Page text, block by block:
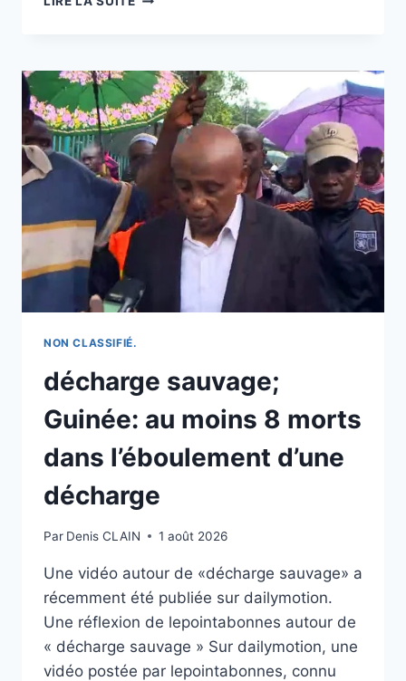
DEMANDE
DE
L’AIDE
APRÈS
SON
AGRESSION!
#POLICE
#REPORTAGE
#TENSION
#VIRALE
#SHORTS
#SHORT
NON CLASSIFIÉ.
décharge sauvage;
Guinée: au moins 8 morts
dans l’éboulement d’une
décharge
Par Denis CLAIN 1 août 2026
Une vidéo autour de «décharge sauvage» a
récemment été publiée sur dailymotion.
Une réflexion de lepointabonnes autour de
« décharge sauvage » Sur dailymotion, une
vidéo postée par lepointabonnes, connu